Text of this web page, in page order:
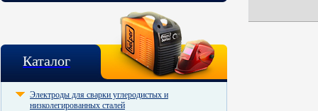
Каталог
Электроды для сварки углеродистых и
низколегированных сталей